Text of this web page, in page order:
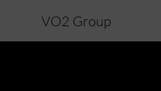
VO2 Group